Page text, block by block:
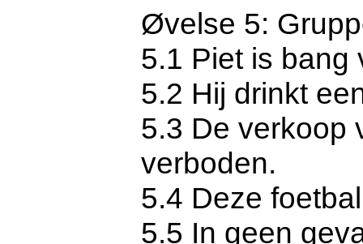
Øvelse 5:
5.1 Piet is bang
5.2 Hij drinkt
5.3 De verkoop
verboden.
5.4 Deze
5.5 In geen